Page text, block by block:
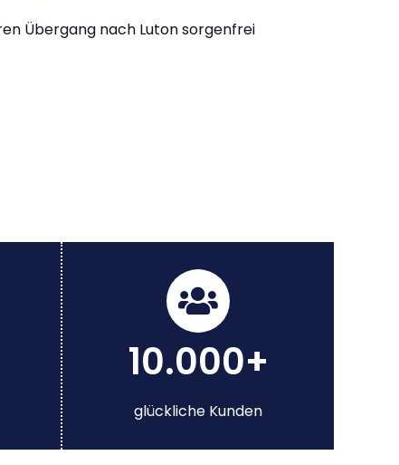
Übergang nach Luton sorgenfrei
10.000+
glückliche Kunden